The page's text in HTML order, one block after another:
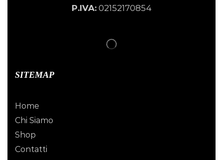
P.IVA:02152170854
SITEMAP
Home
Chi Siamo
Shop
Contatti